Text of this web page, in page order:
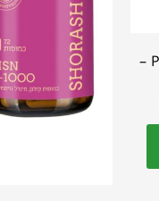
שמפו ביוטין P-1000 –